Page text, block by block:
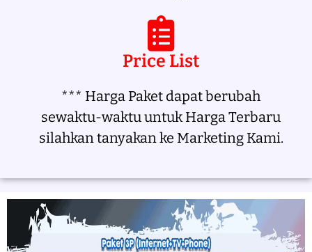
Price List
*** Harga Paket dapat berubah
sewaktu-waktu untuk Harga Terbaru
silahkan tanyakan ke Marketing Kami.